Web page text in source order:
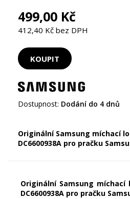
499,00 Kč
412,40 Kč bez DPH
Dostupnost: Dodání do 4 dnů
Originální Samsung míchací
DC6600938A pro pračku
Originální Samsung míchací
DC6600938A pro pračku